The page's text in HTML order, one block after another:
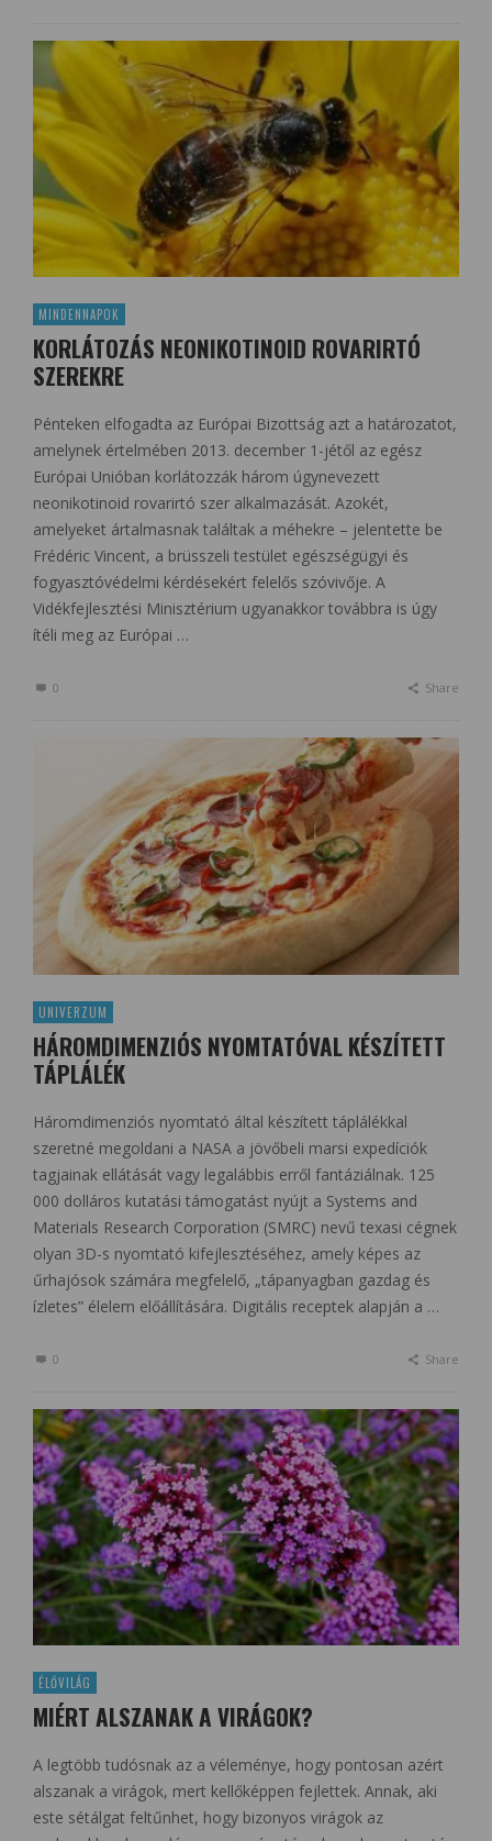
MINDENNAPOK
KORLÁTOZÁS NEONIKOTINOID ROVARIRTÓ
SZEREKRE
Pénteken elfogadta az Európai Bizottság azt a határozatot,
amelynek értelmében 2013. december 1-jétől az egész
Európai Unióban korlátozzák három úgynevezett
neonikotinoid rovarirtó szer alkalmazását. Azokét,
amelyeket ártalmasnak találtak a méhekre – jelentette be
Frédéric Vincent, a brüsszeli testület egészségügyi és
fogyasztóvédelmi kérdésekért felelős szóvivője. A
Vidékfejlesztési Minisztérium ugyanakkor továbbra is úgy
ítéli meg az Európai …
0 Share
UNIVERZUM
HÁROMDIMENZIÓS NYOMTATÓVAL KÉSZÍTETT
TÁPLÁLÉK
Háromdimenziós nyomtató által készített táplálékkal
szeretné megoldani a NASA a jövőbeli marsi expedíciók
tagjainak ellátását vagy legalábbis erről fantáziálnak. 125
000 dolláros kutatási támogatást nyújt a Systems and
Materials Research Corporation (SMRC) nevű texasi cégnek
olyan 3D-s nyomtató kifejlesztéséhez, amely képes az
űrhajósok számára megfelelő, „tápanyagban gazdag és
ízletes” élelem előállítására. Digitális receptek alapján a …
0 Share
ÉLŐVILÁG
MIÉRT ALSZANAK A VIRÁGOK?
A legtöbb tudósnak az a véleménye, hogy pontosan azért
alszanak a virágok, mert kellőképpen fejlettek. Annak, aki
este sétálgat feltűnhet, hogy bizonyos virágok az